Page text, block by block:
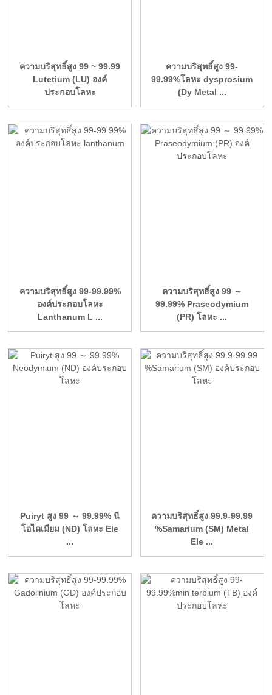
ความบริสุทธิ์สูง 99 ~ 99.99
Lutetium (LU) องค์
ประกอบโลหะ
ความบริสุทธิ์สูง 99-
99.99%โลหะ dysprosium
(Dy Metal ...
ความบริสุทธิ์สูง 99-99.99%
องค์ประกอบโลหะ
Lanthanum L ...
ความบริสุทธิ์สูง 99 ～
99.99% Praseodymium
(PR) โลหะ ...
Puiryt สูง 99 ～ 99.99% นี
โอไดเมียม (ND) โลหะ Ele
...
ความบริสุทธิ์สูง 99.9-99.99
%Samarium (SM) Metal
Ele ...